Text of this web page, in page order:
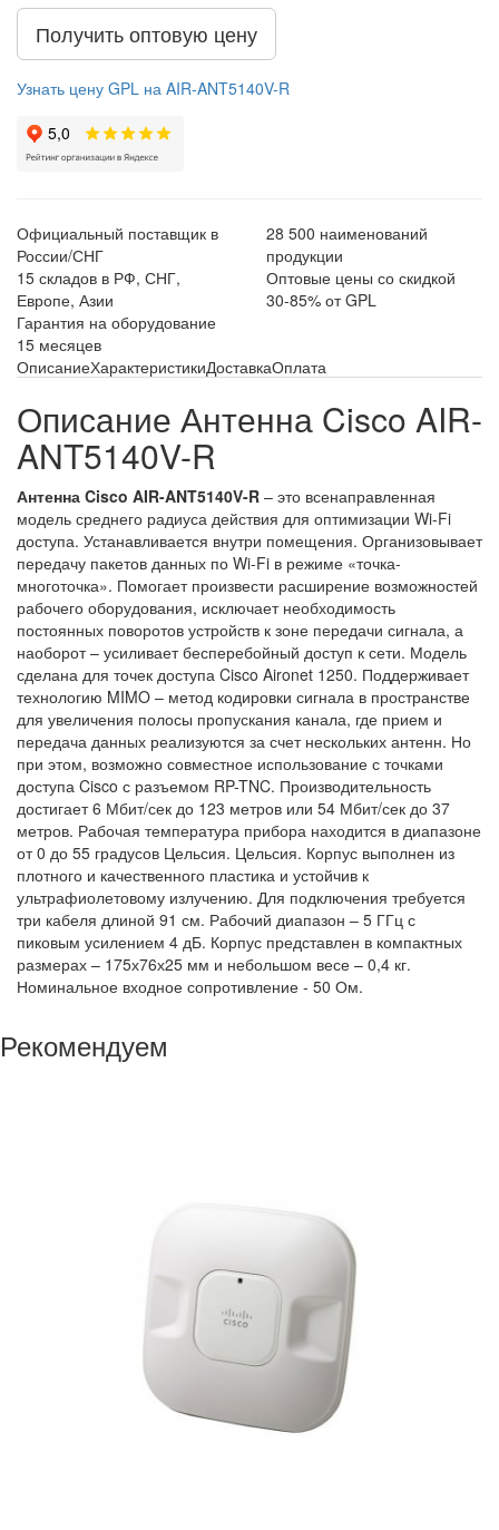
Получить оптовую цену
Узнать цену GPL на AIR-ANT5140V-R
Официальный поставщик в
России/СНГ
28 500 наименований
продукции
15 складов в РФ, СНГ,
Европе, Азии
Оптовые цены со скидкой
30-85% от GPL
Гарантия на оборудование
15 месяцев
ОписаниеХарактеристикиДоставкаОплата
Описание Антенна Cisco AIR-
ANT5140V-R
Антенна Cisco AIR-ANT5140V-R – это всенаправленная
модель среднего радиуса действия для оптимизации Wi-Fi
доступа. Устанавливается внутри помещения. Организовывает
передачу пакетов данных по Wi-Fi в режиме «точка-
многоточка». Помогает произвести расширение возможностей
рабочего оборудования, исключает необходимость
постоянных поворотов устройств к зоне передачи сигнала, а
наоборот – усиливает бесперебойный доступ к сети. Модель
сделана для точек доступа Cisco Aironet 1250. Поддерживает
технологию MIMO – метод кодировки сигнала в пространстве
для увеличения полосы пропускания канала, где прием и
передача данных реализуются за счет нескольких антенн. Но
при этом, возможно совместное использование с точками
доступа Cisco с разъемом RP-TNC. Производительность
достигает 6 Мбит/сек до 123 метров или 54 Мбит/сек до 37
метров. Рабочая температура прибора находится в диапазоне
от 0 до 55 градусов Цельсия. Цельсия. Корпус выполнен из
плотного и качественного пластика и устойчив к
ультрафиолетовому излучению. Для подключения требуется
три кабеля длиной 91 см. Рабочий диапазон – 5 ГГц с
пиковым усилением 4 дБ. Корпус представлен в компактных
размерах – 175х76х25 мм и небольшом весе – 0,4 кг.
Номинальное входное сопротивление - 50 Ом.
Рекомендуем